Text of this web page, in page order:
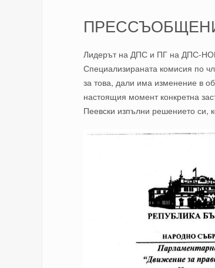
Лидерът на ДПС и ПГ на ДПС-
Специализираната комисия по
за това, дали има изменение в
настоящия момент конкретна
Пеевски изпълни решението си,